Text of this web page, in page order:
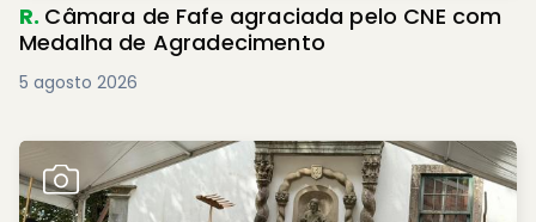
R. Câmara de Fafe agraciada pelo CNE com
Medalha de Agradecimento
5 agosto 2026